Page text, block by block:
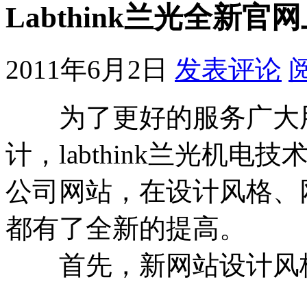
Labthink兰光全新官
2011年6月2日 发表评论
为了更好的服务广大
计，labthink兰光机电技
公司网站，在设计风格
都有了全新的提高。
首先，新网站设计风